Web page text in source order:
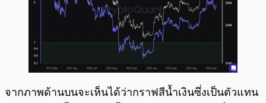
จากภาพด้านบนจะเห็นได้ว่ากราฟสีน้ำเงินซึ่งเป็นตัวแทน